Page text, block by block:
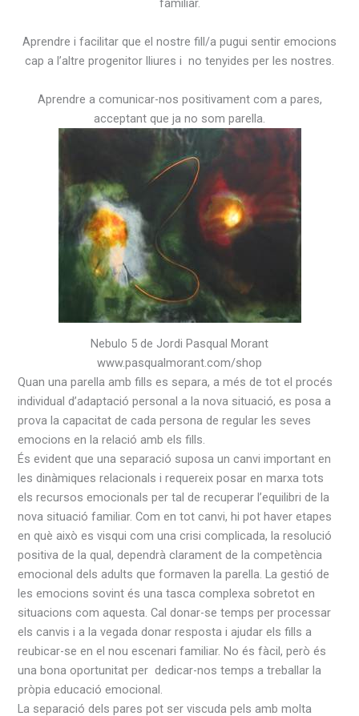
familiar.
Aprendre i facilitar que el nostre fill/a pugui sentir emocions
cap a l’altre progenitor lliures i no tenyides per les nostres.
Aprendre a comunicar-nos positivament com a pares,
acceptant que ja no som parella.
Nebulo 5 de Jordi Pasqual Morant
www.pasqualmorant.com/shop
Quan una parella amb fills es separa, a més de tot el procés
individual d’adaptació personal a la nova situació, es posa a
prova la capacitat de cada persona de regular les seves
emocions en la relació amb els fills.
És evident que una separació suposa un canvi important en
les dinàmiques relacionals i requereix posar en marxa tots
els recursos emocionals per tal de recuperar l’equilibri de la
nova situació familiar. Com en tot canvi, hi pot haver etapes
en què això es visqui com una crisi complicada, la resolució
positiva de la qual, dependrà clarament de la competència
emocional dels adults que formaven la parella. La gestió de
les emocions sovint és una tasca complexa sobretot en
situacions com aquesta. Cal donar-se temps per processar
els canvis i a la vegada donar resposta i ajudar els fills a
reubicar-se en el nou escenari familiar. No és fàcil, però és
una bona oportunitat per dedicar-nos temps a treballar la
pròpia educació emocional.
La separació dels pares pot ser viscuda pels amb molta